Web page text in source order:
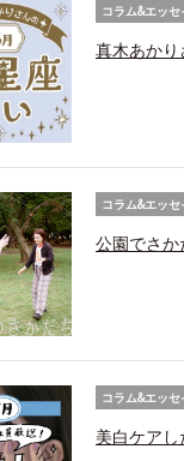
コラム&エッセ
真木あか
コラム&エッセ
公園でさ
コラム&エッセ
美白ケア